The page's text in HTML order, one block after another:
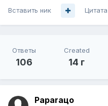
Вставить ник Цитата
Ответы
106
Created
14 г
Paparaцo